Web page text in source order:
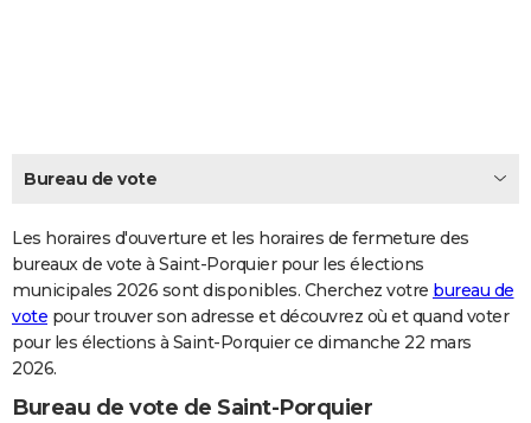
CARTE DE VOEUX
Dictionnaire
Biographies
Citations
Expressions
Proverbes
PROGRAMME TV
COPAINS D'AVANT
S'inscrire
Se connecter
Lycées
Collèges
Primaires
Universités
Entreprises
Service militaire
Avis de recherche
AVIS DE DÉCÈS
FORUM
Bureau de vote
Les horaires d'ouverture et les horaires de fermeture des
bureaux de vote à Saint-Porquier pour les élections
municipales 2026 sont disponibles. Cherchez votre bureau de
vote pour trouver son adresse et découvrez où et quand voter
pour les élections à Saint-Porquier ce dimanche 22 mars
2026.
Bureau de vote de Saint-Porquier